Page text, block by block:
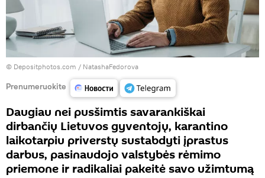
© Depositphotos.com / NatashaFedorova
Prenumeruokite
Daugiau nei pusšimtis savarankiškai
dirbančių Lietuvos gyventojų, karantino
laikotarpiu priverstų sustabdyti įprastus
darbus, pasinaudojo valstybės rėmimo
priemone ir radikaliai pakeitė savo užimtumą